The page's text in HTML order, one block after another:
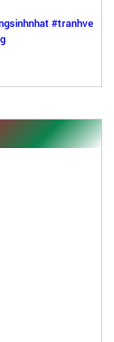
#tranhve